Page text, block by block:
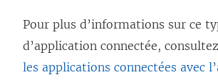
Pour plus d’informations sur ce
d’application connectée, consultez
les applications connectées avec